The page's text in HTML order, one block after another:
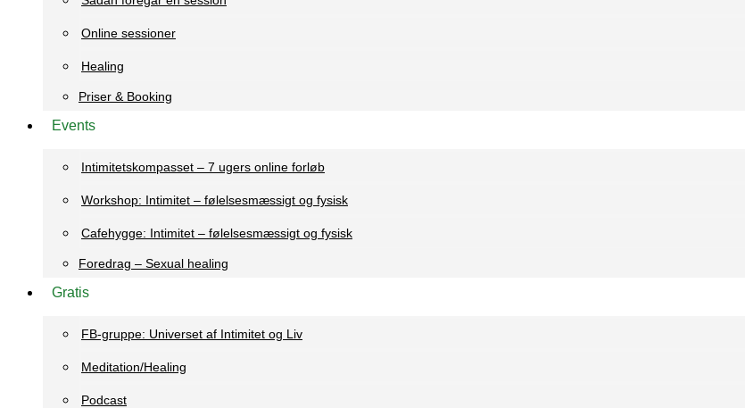
Online sessioner
Healing
Priser & Booking
Events
Intimitetskompasset – 7 ugers online forløb
Workshop: Intimitet – følelsesmæssigt og fysisk
Cafehygge: Intimitet – følelsesmæssigt og fysisk
Foredrag – Sexual healing
Gratis
FB-gruppe: Universet af Intimitet og Liv
Meditation/Healing
Podcast